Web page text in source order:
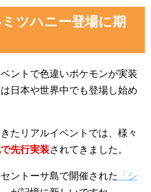
ツハニー登場に期
ントで色違いポケモンが実装
日本や世界中でも登場し始め
たリアルイベントでは、様々
先行実装されてきました。
ントーサ島で開催された 「シ